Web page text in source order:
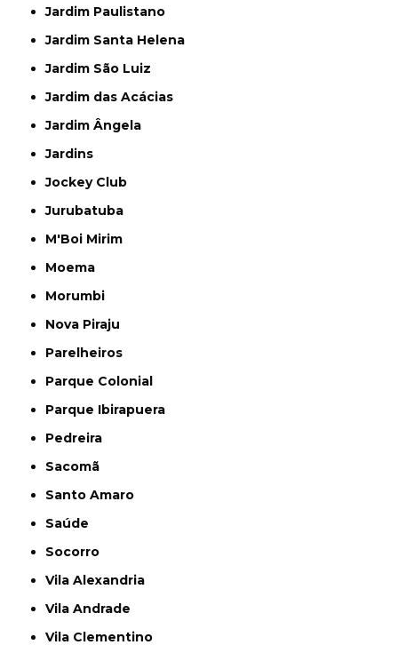
Jardim Paulistano
Jardim Santa Helena
Jardim São Luiz
Jardim das Acácias
Jardim Ângela
Jardins
Jockey Club
Jurubatuba
M'Boi Mirim
Moema
Morumbi
Nova Piraju
Parelheiros
Parque Colonial
Parque Ibirapuera
Pedreira
Sacomã
Santo Amaro
Saúde
Socorro
Vila Alexandria
Vila Andrade
Vila Clementino